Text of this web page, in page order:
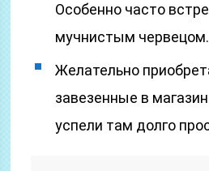
Особенно часто
мучнистым червецом.
Желательно
завезенные в
успели там долго